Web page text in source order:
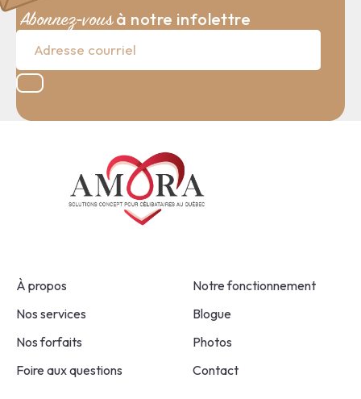
Abonnez-vousà notre infolettre
À propos
Nos services
Nos forfaits
Foire aux questions
Notre fonctionnement
Blogue
Photos
Contact